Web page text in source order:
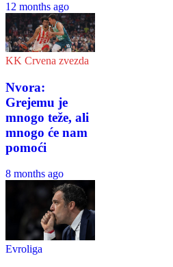
12 months ago
KK Crvena zvezda
Nvora:
Grejemu je
mnogo teže, ali
mnogo će nam
pomoći
8 months ago
Evroliga